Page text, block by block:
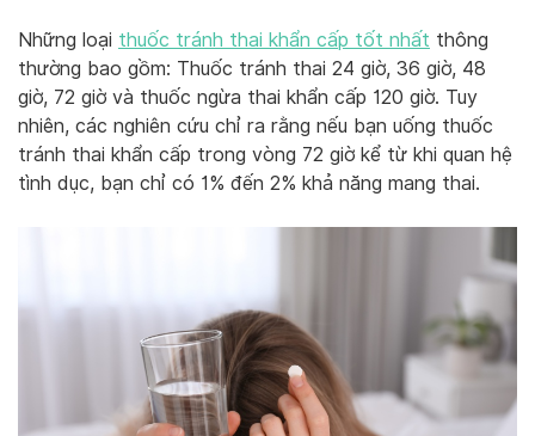
Những loại thuốc tránh thai khẩn cấp tốt nhất thông
thường bao gồm: Thuốc tránh thai 24 giờ, 36 giờ, 48
giờ, 72 giờ và thuốc ngừa thai khẩn cấp 120 giờ. Tuy
nhiên, các nghiên cứu chỉ ra rằng nếu bạn uống thuốc
tránh thai khẩn cấp trong vòng 72 giờ kể từ khi quan hệ
tình dục, bạn chỉ có 1% đến 2% khả năng mang thai.